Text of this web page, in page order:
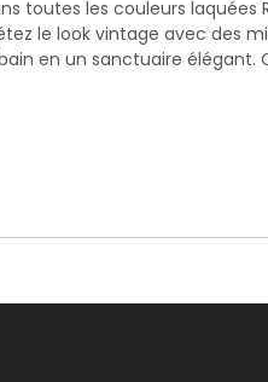
toutes les couleurs laquées
le look vintage avec des
en un sanctuaire